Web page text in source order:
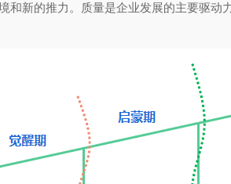
新的推力。质量是企业发展的主要驱动